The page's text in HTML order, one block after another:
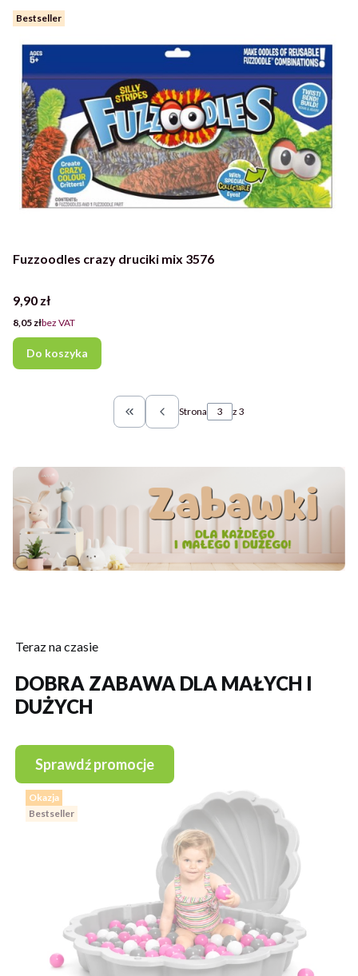
Bestseller
Fuzzoodles crazy druciki mix 3576
Cena
9,90 zł
Cena
8,05 złbez VAT
Do koszyka
Wróć do pierwszej strony z produktami
Strona z 3
Teraz na czasie
DOBRA ZABAWA DLA MAŁYCH I
DUŻYCH
Sprawdź promocje
Okazja
Bestseller